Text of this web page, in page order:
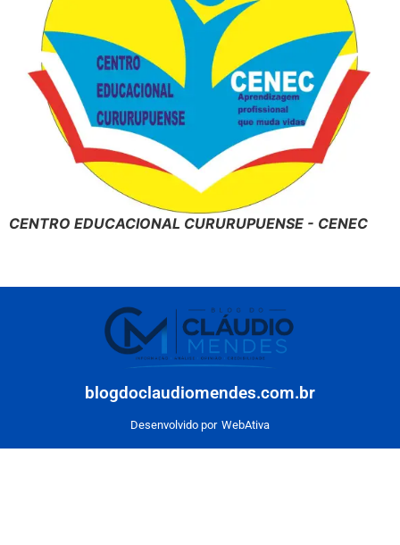
CENTRO EDUCACIONAL CURURUPUENSE - CENEC
blogdoclaudiomendes.com.br
Desenvolvido por WebAtiva